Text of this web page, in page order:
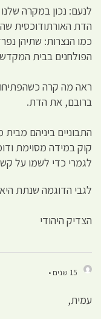
לנעם: נכון במקרה
כמו הנצרות: שתיהן
הפולחנים בבית
ראה מה קרה
ברובם, את הדת.
התבוניים ביניהם
קוק במידה מסוימת
לגמרי כדי לשמו על
לגבי הדוגמה שנתת
הצדיק היהודי
15 שנים •
עמית,